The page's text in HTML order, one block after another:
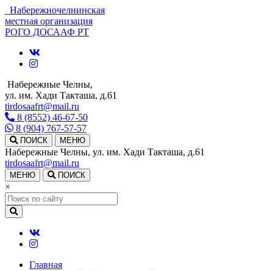
Набережночелнинская
местная организация
РОГО ДОСААФ РТ
Набережные Челны,
ул. им. Хади Такташа, д.61
tirdosaafrt@mail.ru
8 (8552) 46-67-50
8 (904) 767-57-57
ПОИСК МЕНЮ
Набережные Челны, ул. им. Хади Такташа, д.61
tirdosaafrt@mail.ru
МЕНЮ ПОИСК
×
Главная